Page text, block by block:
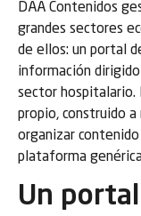
DAA Contenidos
grandes sectores
de ellos: un portal
información
sector hospitalario.
propio, construido
organizar
plataforma
Un